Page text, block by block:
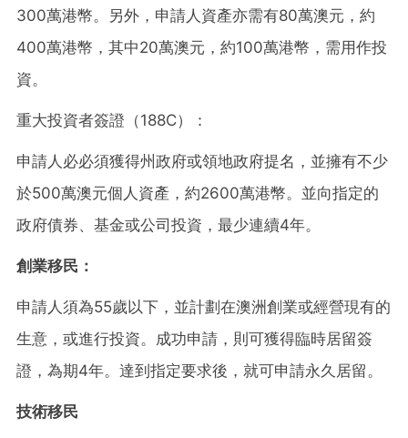
300萬港幣。另外，申請人資產亦需有80萬澳元，約
400萬港幣，其中20萬澳元，約100萬港幣，需用作投
資。
重大投資者簽證（188C）：
申請人必必須獲得州政府或領地政府提名，並擁有不少
於500萬澳元個人資產，約2600萬港幣。並向指定的
政府債券、基金或公司投資，最少連續4年。
創業移民：
申請人須為55歲以下，並計劃在澳洲創業或經營現有的
生意，或進行投資。成功申請，則可獲得臨時居留簽
證，為期4年。達到指定要求後，就可申請永久居留。
技術移民